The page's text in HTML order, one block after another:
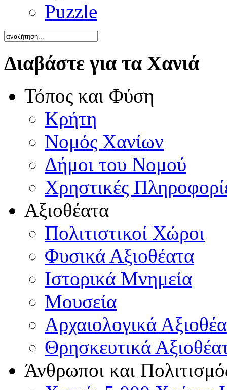
Puzzle
Διαβάστε για τα Χανιά
Τόπος και Φύση
Κρήτη
Νομός Χανίων
Δήμοι του Νομού
Χρηστικές
Αξιοθέατα
Πολιτιστικοί Χώροι
Φυσικά Αξιοθέατα
Ιστορικά Μνημεία
Μουσεία
Αρχαιολογικά
Θρησκευτικά
Άνθρωποι και